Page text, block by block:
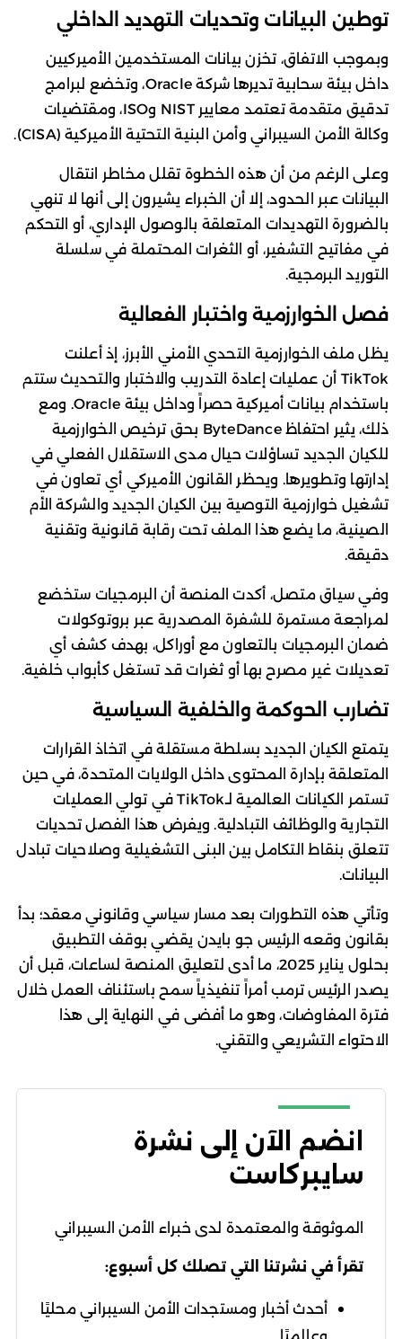
توطين البيانات وتحديات التهديد الداخلي
وبموجب الاتفاق، تخزن بيانات المستخدمين الأميركيين
داخل بيئة سحابية تديرها شركة Oracle، وتخضع لبرامج
تدقيق متقدمة تعتمد معايير NIST وISO، ومقتضيات
وكالة الأمن السيبراني وأمن البنية التحتية الأميركية (CISA).
وعلى الرغم من أن هذه الخطوة تقلل مخاطر انتقال
البيانات عبر الحدود، إلا أن الخبراء يشيرون إلى أنها لا تنهي
بالضرورة التهديدات المتعلقة بالوصول الإداري، أو التحكم
في مفاتيح التشفير، أو الثغرات المحتملة في سلسلة
التوريد البرمجية.
فصل الخوارزمية واختبار الفعالية
يظل ملف الخوارزمية التحدي الأمني الأبرز، إذ أعلنت
TikTok أن عمليات إعادة التدريب والاختبار والتحديث ستتم
باستخدام بيانات أميركية حصراً وداخل بيئة Oracle. ومع
ذلك، يثير احتفاظ ByteDance بحق ترخيص الخوارزمية
للكيان الجديد تساؤلات حيال مدى الاستقلال الفعلي في
إدارتها وتطويرها. ويحظر القانون الأميركي أي تعاون في
تشغيل خوارزمية التوصية بين الكيان الجديد والشركة الأم
الصينية، ما يضع هذا الملف تحت رقابة قانونية وتقنية
دقيقة.
وفي سياق متصل، أكدت المنصة أن البرمجيات ستخضع
لمراجعة مستمرة للشفرة المصدرية عبر بروتوكولات
ضمان البرمجيات بالتعاون مع أوراكل، بهدف كشف أي
تعديلات غير مصرح بها أو ثغرات قد تستغل كأبواب خلفية.
تضارب الحوكمة والخلفية السياسية
يتمتع الكيان الجديد بسلطة مستقلة في اتخاذ القرارات
المتعلقة بإدارة المحتوى داخل الولايات المتحدة، في حين
تستمر الكيانات العالمية لـTikTok في تولي العمليات
التجارية والوظائف التبادلية. ويفرض هذا الفصل تحديات
تتعلق بنقاط التكامل بين البنى التشغيلية وصلاحيات تبادل
البيانات.
وتأتي هذه التطورات بعد مسار سياسي وقانوني معقد؛ بدأ
بقانون وقعه الرئيس جو بايدن يقضي بوقف التطبيق
بحلول يناير 2025، ما أدى لتعليق المنصة لساعات، قبل أن
يصدر الرئيس ترمب أمراً تنفيذياً سمح باستئناف العمل خلال
فترة المفاوضات، وهو ما أفضى في النهاية إلى هذا
الاحتواء التشريعي والتقني.
انضم الآن إلى نشرة
سايبركاست
الموثوقة والمعتمدة لدى خبراء الأمن السيبراني
تقرأ في نشرتنا التي تصلك كل أسبوع:
أحدث أخبار ومستجدات الأمن السيبراني محليًا
وعالميًا.